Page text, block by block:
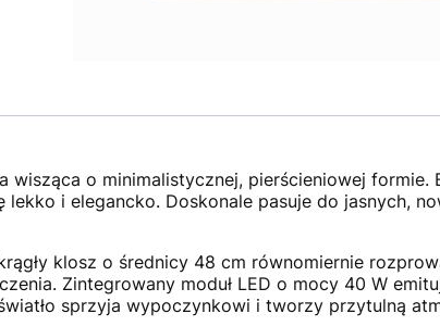
o minimalistycznej, pierścieniowej formie.
i elegancko. Doskonale pasuje do jasnych,
klosz o średnicy 48 cm równomiernie
Zintegrowany moduł LED o mocy 40 W
sprzyja wypoczynkowi i tworzy przytulną